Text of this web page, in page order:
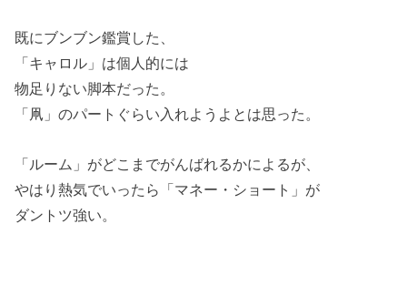
既にブンブン鑑賞した、
「キャロル」は個人的には
物足りない脚本だった。
「凧」のパートぐらい入れようよとは思った。
「ルーム」がどこまでがんばれるかによるが、
やはり熱気でいったら「マネー・ショート」が
ダントツ強い。